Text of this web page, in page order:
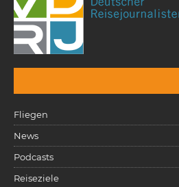
Fliegen
News
Podcasts
Reiseziele